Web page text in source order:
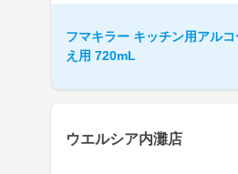
フマキラー キッチン用アル
え用 720mL
ウエルシア内灘店